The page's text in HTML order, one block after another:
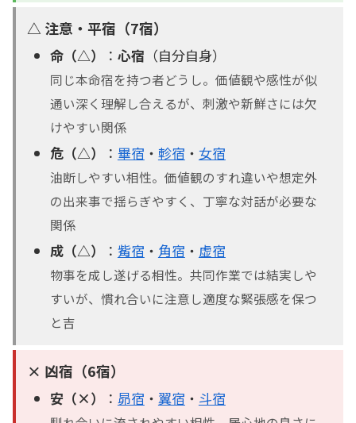
△ 注意・平宿（7宿）
命（△） ： 心宿 （自分自身）
同じ本命宿を持つ者どうし。価値観や感性が似
通い深く理解し合えるが、刺激や新鮮さには欠
けやすい関係
危（△） ： 畢宿 ・ 軫宿 ・ 女宿
油断しやすい相性。価値観のすれ違いや想定外
の出来事で揺らぎやすく、丁寧な対話が必要な
関係
成（△） ： 觜宿 ・ 角宿 ・ 虚宿
物事を成し遂げる相性。共同作業では結実しや
すいが、慣れ合いに注意し適度な緊張感を保つ
と吉
× 凶宿（6宿）
安（×） ： 昴宿 ・ 翼宿 ・ 斗宿